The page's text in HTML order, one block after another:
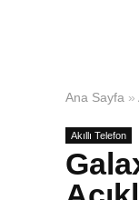
Ana Sayfa »
Akıllı Telefon